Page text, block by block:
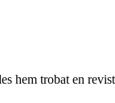
hem trobat en